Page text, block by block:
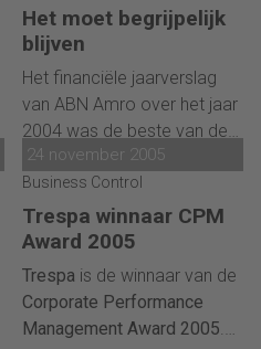
Het debiteurenrisico
vertoonde echter een
parallelle groei. Het werd
dus tijd dat Oxxio structurele
maatregelen ging nemen
om dit risico te beheersen.
Twee jaar geleden werd
Hientzsch een afdeling
Credit & Collection op poten
gezet. Inmiddels is credit
management een
volwaardig onderdeel van
Het moet begrijpelijk
blijven
Het financiële jaarverslag
van ABN Amro over het jaar
2004 was de beste van de
Nederlandse AEX bedrijven,
zo werd vorige maand
bekendgemaakt. Het
komende jaar wil de bank
volgens Gerhard Zeilmaker,
group controller bij ABN
Amro, een uitdaging het
24 november 2005
Business Control
Trespa winnaar CPM
Award 2005
Trespa is de winnaar van de
Corporate Performance
Management Award 2005